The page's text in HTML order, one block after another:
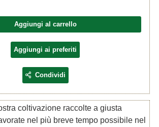
Aggiungi al carrello
Aggiungi ai preferiti
Condividi
coltivazione raccolte a giusta
nel più breve tempo possibile nel